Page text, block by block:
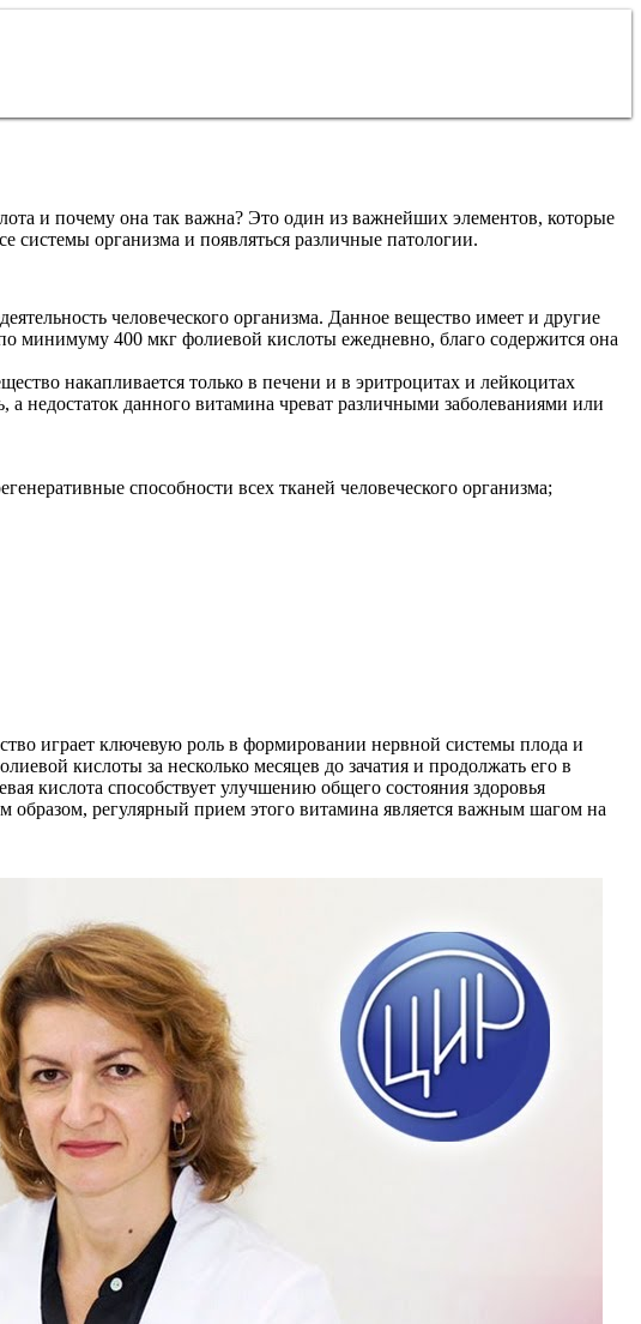
и почему она так важна? Это один из важнейших элементов, которые
системы организма и появляться различные патологии.
человеческого организма. Данное вещество имеет и другие
минимуму 400 мкг фолиевой кислоты ежедневно, благо содержится она
накапливается только в печени и в эритроцитах и лейкоцитах
а недостаток данного витамина чреват различными заболеваниями или
способности всех тканей человеческого организма;
играет ключевую роль в формировании нервной системы плода и
кислоты за несколько месяцев до зачатия и продолжать его в
кислота способствует улучшению общего состояния здоровья
регулярный прием этого витамина является важным шагом на